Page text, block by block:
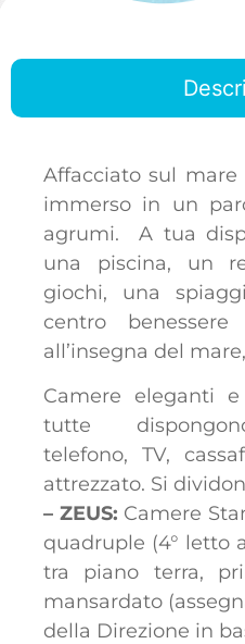
Affacciato sul mare
immerso in un
agrumi. A tua
una piscina, un
giochi, una
centro
all’insegna del
Camere eleganti
tutte
telefono, TV,
attrezzato. Si
– ZEUS: Camere
quadruple (4° letto
tra piano terra,
mansardato
della Direzione in